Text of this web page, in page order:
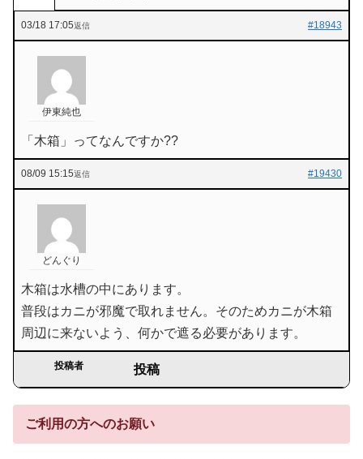
03/18 17:05 #18943
返信
伊東純也
「木箱」ってなんですか??
08/09 15:15 #19430
返信
どんぐり
木箱は水槽の中にあります。
普段はカニが邪魔で取れません。そのためカニが木箱
周辺に来ないよう、何かで遮る必要があります。
投稿者 投稿
ご利用の方へのお願い